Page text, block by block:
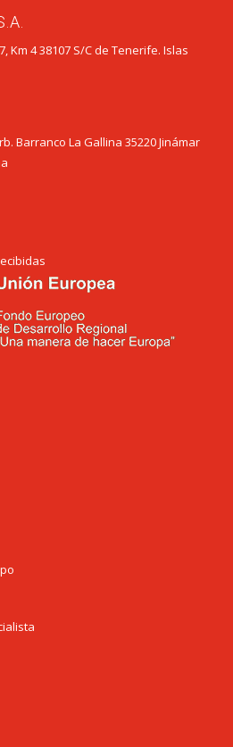
Km 4 38107 S/C de Tenerife. Islas
Barranco La Gallina 35220 Jinámar